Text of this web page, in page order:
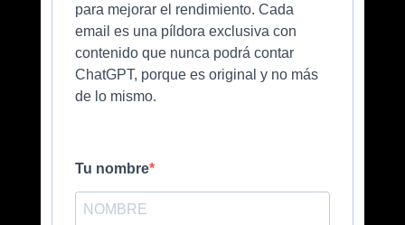
para mejorar el rendimiento. Cada
email es una píldora exclusiva con
contenido que nunca podrá contar
ChatGPT, porque es original y no más
de lo mismo.
Tu nombre